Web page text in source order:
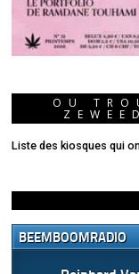
OU
Liste des kiosques qui